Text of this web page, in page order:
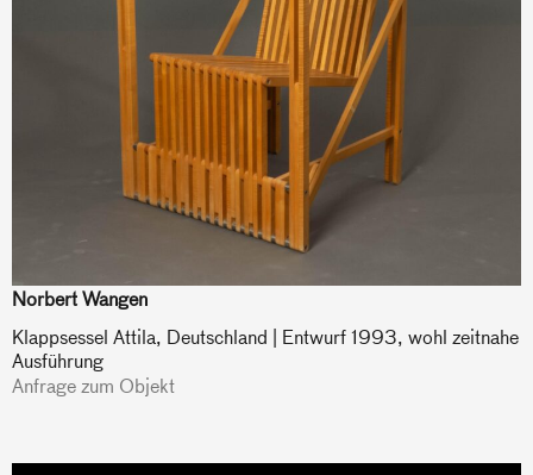
Norbert Wangen
Klappsessel Attila, Deutschland | Entwurf 1993, wohl zeitnahe
Ausführung
Anfrage zum Objekt